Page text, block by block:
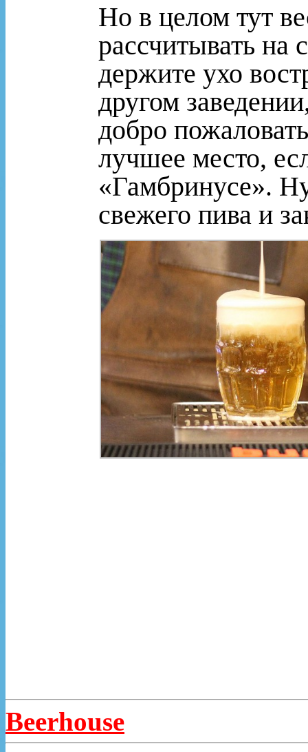
Но в целом тут
рассчитывать на
держите ухо
другом
добро
лучшее место,
«Гамбринусе».
свежего пива и
Beerhouse